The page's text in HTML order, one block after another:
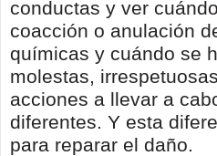
conductas y ver
coacción o anulación
químicas y cuándo se
molestas,
acciones a llevar a
diferentes. Y esta
para reparar el daño.